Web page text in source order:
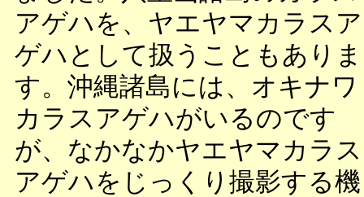
アゲハを、ヤエヤマカラスア
ゲハとして扱うこともありま
す。沖縄諸島には、オキナワ
カラスアゲハがいるのです
が、なかなかヤエヤマカラス
アゲハをじっくり撮影する機